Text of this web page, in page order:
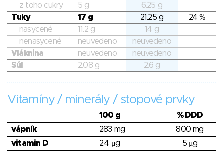
z toho cukry
5 g
6.25 g
Tuky
17 g 21.25 g
24 %
nasycené
11.2 g
14 g
nenasycené
neuvedeno
neuvedeno
Vláknina
neuvedeno
neuvedeno
Sůl
2.08 g 2.6 g
Vitamíny / minerály / stopové prvky
100 g
% DDD
vápník
283 mg
800 mg
vitamin D
2.4 μg 5 μg